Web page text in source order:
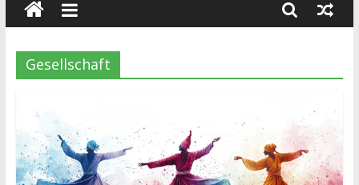
wissenschaft
und
dialog
Gesellschaft